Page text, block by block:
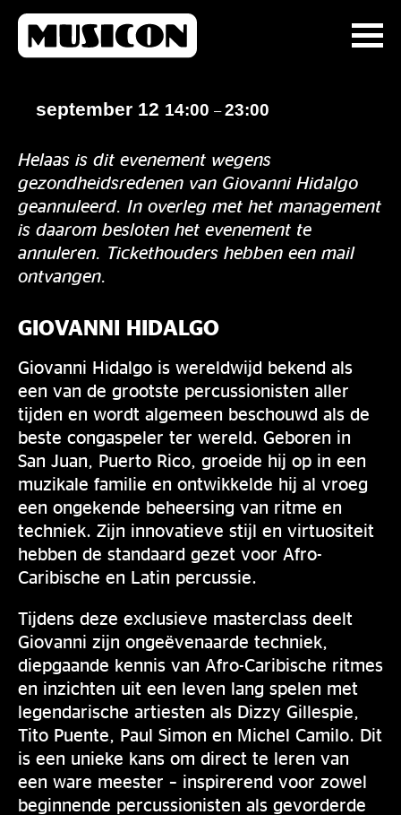
september 12 14:00 –23:00
Helaas is dit evenement wegens
gezondheidsredenen van Giovanni Hidalgo
geannuleerd. In overleg met het management
is daarom besloten het evenement te
annuleren. Tickethouders hebben een mail
ontvangen.
GIOVANNI HIDALGO
Giovanni Hidalgo is wereldwijd bekend als
een van de grootste percussionisten aller
tijden en wordt algemeen beschouwd als de
beste congaspeler ter wereld. Geboren in
San Juan, Puerto Rico, groeide hij op in een
muzikale familie en ontwikkelde hij al vroeg
een ongekende beheersing van ritme en
techniek. Zijn innovatieve stijl en virtuositeit
hebben de standaard gezet voor Afro-
Caribische en Latin percussie.
Tijdens deze exclusieve masterclass deelt
Giovanni zijn ongeëvenaarde techniek,
diepgaande kennis van Afro-Caribische ritmes
en inzichten uit een leven lang spelen met
legendarische artiesten als Dizzy Gillespie,
Tito Puente, Paul Simon en Michel Camilo. Dit
is een unieke kans om direct te leren van
een ware meester – inspirerend voor zowel
beginnende percussionisten als gevorderde